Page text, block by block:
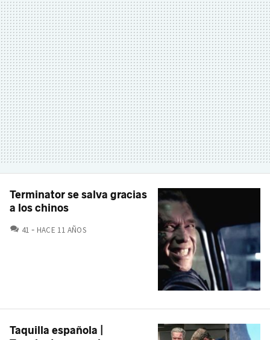
Terminator se salva gracias
a los chinos
41 COMENTARIOS
HACE 11 AÑOS
Taquilla española |